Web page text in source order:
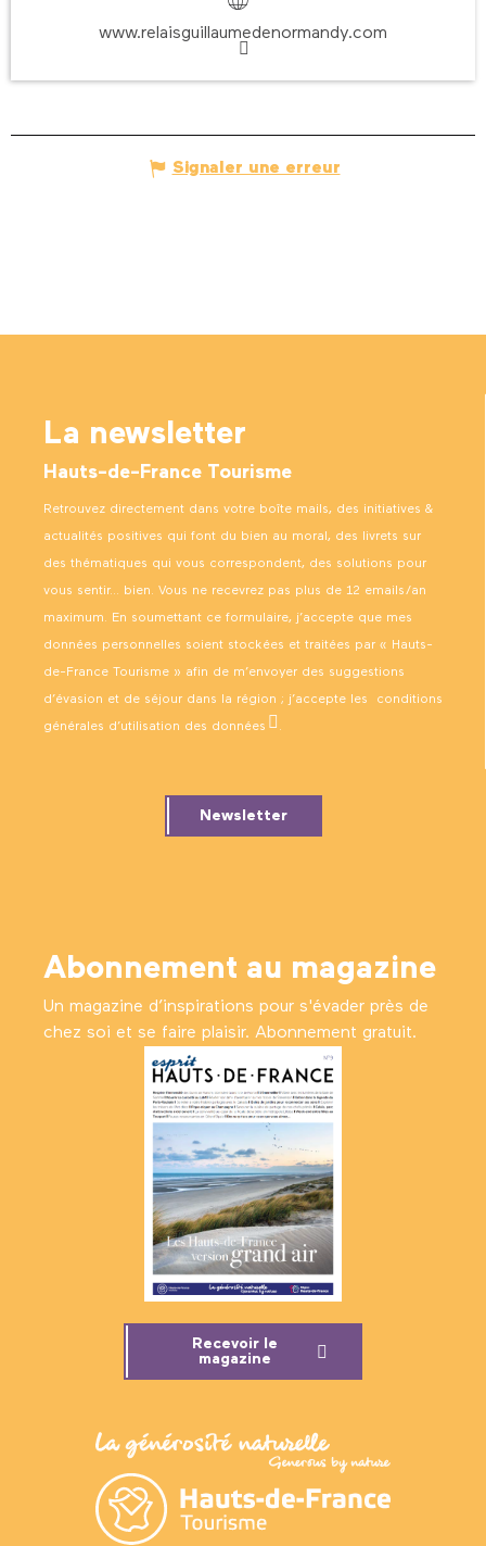
www.relaisguillaumedenormandy.com
Signaler une erreur
La newsletter
Hauts-de-France Tourisme
Retrouvez directement dans votre boîte mails, des initiatives &
actualités positives qui font du bien au moral, des livrets sur
des thématiques qui vous correspondent, des solutions pour
vous sentir… bien. Vous ne recevrez pas plus de 12 emails/an
maximum. En soumettant ce formulaire, j’accepte que mes
données personnelles soient stockées et traitées par « Hauts-
de-France Tourisme » afin de m’envoyer des suggestions
d’évasion et de séjour dans la région ; j’accepte les conditions
générales d’utilisation des données .
Newsletter
Abonnement au magazine
Un magazine d’inspirations pour s'évader près de
chez soi et se faire plaisir. Abonnement gratuit.
Recevoir le
magazine